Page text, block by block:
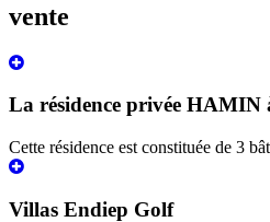
vente
La résidence privée HAMIN
Cette résidence est constituée de 3
Villas Endiep Golf